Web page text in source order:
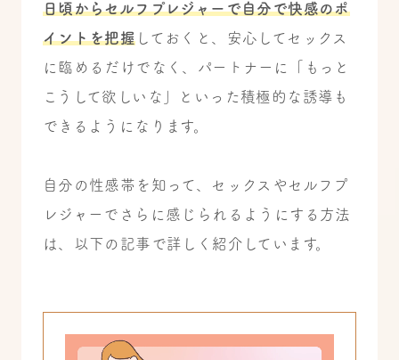
日頃からセルフプレジャーで自分で快感のポ
イントを把握 しておくと、安心してセックス
に臨めるだけでなく、パートナーに「もっと
こうして欲しいな」といった積極的な誘導も
できるようになります。
自分の性感帯を知って、セックスやセルフプ
レジャーでさらに感じられるようにする方法
は、以下の記事で詳しく紹介しています。